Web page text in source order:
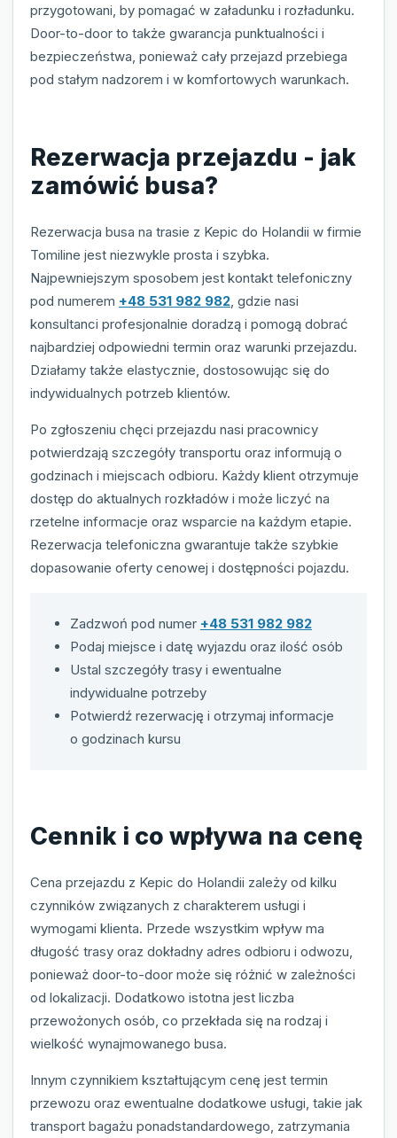
przygotowani, by pomagać w załadunku i rozładunku.
Door-to-door to także gwarancja punktualności i
bezpieczeństwa, ponieważ cały przejazd przebiega
pod stałym nadzorem i w komfortowych warunkach.
Rezerwacja przejazdu - jak
zamówić busa?
Rezerwacja busa na trasie z Kepic do Holandii w firmie
Tomiline jest niezwykle prosta i szybka.
Najpewniejszym sposobem jest kontakt telefoniczny
pod numerem +48 531 982 982 , gdzie nasi
konsultanci profesjonalnie doradzą i pomogą dobrać
najbardziej odpowiedni termin oraz warunki przejazdu.
Działamy także elastycznie, dostosowując się do
indywidualnych potrzeb klientów.
Po zgłoszeniu chęci przejazdu nasi pracownicy
potwierdzają szczegóły transportu oraz informują o
godzinach i miejscach odbioru. Każdy klient otrzymuje
dostęp do aktualnych rozkładów i może liczyć na
rzetelne informacje oraz wsparcie na każdym etapie.
Rezerwacja telefoniczna gwarantuje także szybkie
dopasowanie oferty cenowej i dostępności pojazdu.
Zadzwoń pod numer +48 531 982 982
Podaj miejsce i datę wyjazdu oraz ilość osób
Ustal szczegóły trasy i ewentualne
indywidualne potrzeby
Potwierdź rezerwację i otrzymaj informacje
o godzinach kursu
Cennik i co wpływa na cenę
Cena przejazdu z Kepic do Holandii zależy od kilku
czynników związanych z charakterem usługi i
wymogami klienta. Przede wszystkim wpływ ma
długość trasy oraz dokładny adres odbioru i odwozu,
ponieważ door-to-door może się różnić w zależności
od lokalizacji. Dodatkowo istotna jest liczba
przewożonych osób, co przekłada się na rodzaj i
wielkość wynajmowanego busa.
Innym czynnikiem kształtującym cenę jest termin
przewozu oraz ewentualne dodatkowe usługi, takie jak
transport bagażu ponadstandardowego, zatrzymania